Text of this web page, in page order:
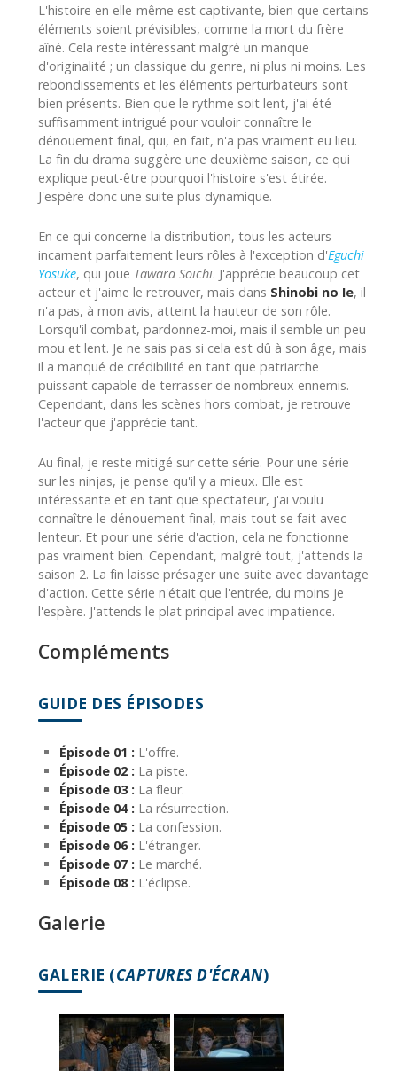
L'histoire en elle-même est captivante, bien que certains
éléments soient prévisibles, comme la mort du frère
aîné. Cela reste intéressant malgré un manque
d'originalité ; un classique du genre, ni plus ni moins. Les
rebondissements et les éléments perturbateurs sont
bien présents. Bien que le rythme soit lent, j'ai été
suffisamment intrigué pour vouloir connaître le
dénouement final, qui, en fait, n'a pas vraiment eu lieu.
La fin du drama suggère une deuxième saison, ce qui
explique peut-être pourquoi l'histoire s'est étirée.
J'espère donc une suite plus dynamique.
En ce qui concerne la distribution, tous les acteurs
incarnent parfaitement leurs rôles à l'exception d'Eguchi
Yosuke, qui joue Tawara Soichi. J'apprécie beaucoup cet
acteur et j'aime le retrouver, mais dans Shinobi no Ie, il
n'a pas, à mon avis, atteint la hauteur de son rôle.
Lorsqu'il combat, pardonnez-moi, mais il semble un peu
mou et lent. Je ne sais pas si cela est dû à son âge, mais
il a manqué de crédibilité en tant que patriarche
puissant capable de terrasser de nombreux ennemis.
Cependant, dans les scènes hors combat, je retrouve
l'acteur que j'apprécie tant.
Au final, je reste mitigé sur cette série. Pour une série
sur les ninjas, je pense qu'il y a mieux. Elle est
intéressante et en tant que spectateur, j'ai voulu
connaître le dénouement final, mais tout se fait avec
lenteur. Et pour une série d'action, cela ne fonctionne
pas vraiment bien. Cependant, malgré tout, j'attends la
saison 2. La fin laisse présager une suite avec davantage
d'action. Cette série n'était que l'entrée, du moins je
l'espère. J'attends le plat principal avec impatience.
Compléments
GUIDE DES ÉPISODES
Épisode 01 : L'offre.
Épisode 02 : La piste.
Épisode 03 : La fleur.
Épisode 04 : La résurrection.
Épisode 05 : La confession.
Épisode 06 : L'étranger.
Épisode 07 : Le marché.
Épisode 08 : L'éclipse.
Galerie
GALERIE (CAPTURES D'ÉCRAN)